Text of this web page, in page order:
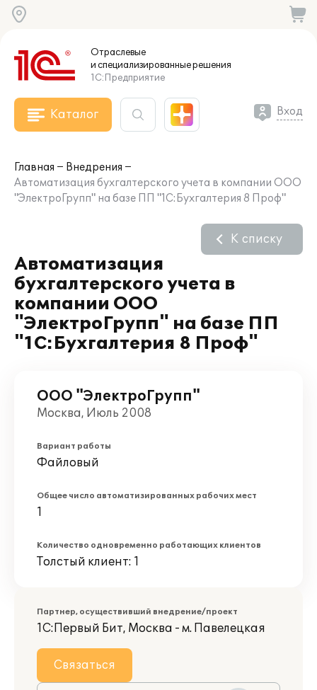
Отраслевые
и специализированныерешения
1С:Предприятие
Каталог Вход
Главная
Внедрения
Автоматизация бухгалтерского учета в компании ООО
"ЭлектроГрупп" на базе ПП "1С:Бухгалтерия 8 Проф"
Автоматизация
бухгалтерского учета в
компании ООО
"ЭлектроГрупп" на базе ПП
"1С:Бухгалтерия 8 Проф"
К списку
ООО "ЭлектроГрупп"
Москва, Июль 2008
Вариант работы
Файловый
Общее число автоматизированных рабочих мест
1
Количество одновременно работающих клиентов
Толстый клиент: 1
Партнер, осуществивший внедрение/проект
1С:Первый Бит, Москва - м. Павелецкая
Связаться